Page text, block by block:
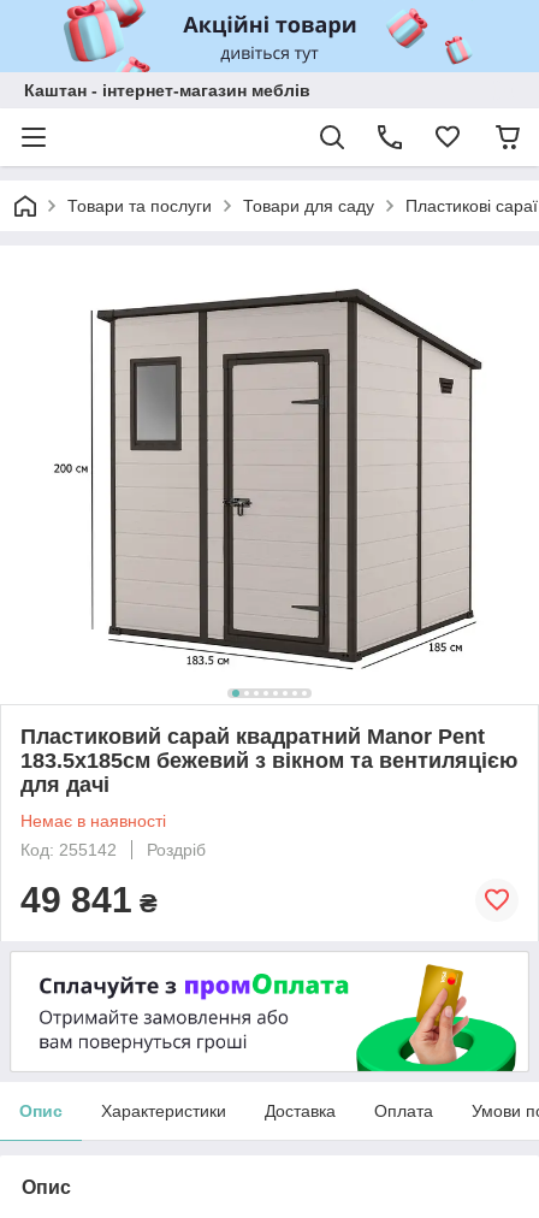
Каштан - інтернет-магазин меблів
Товари та послуги Товари для саду Пластикові сараї
Пластиковий сарай квадратний Manor Pent
183.5х185см бежевий з вікном та вентиляцією
для дачі
Немає в наявності
Код: 255142
Роздріб
49 841 ₴
Опис Характеристики Доставка Оплата Умови
Опис